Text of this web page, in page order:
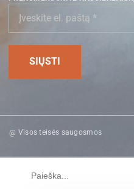
@ Visos teisės saugosmos